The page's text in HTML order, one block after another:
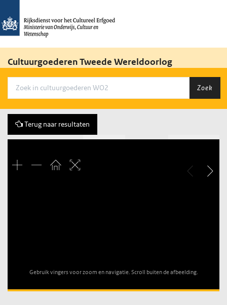
Cultuurgoederen Tweede Wereldoorlog
Zoek
Terug naar resultaten
Gebruik vingers voor zoom en navigatie. Scroll buiten de afbeelding.